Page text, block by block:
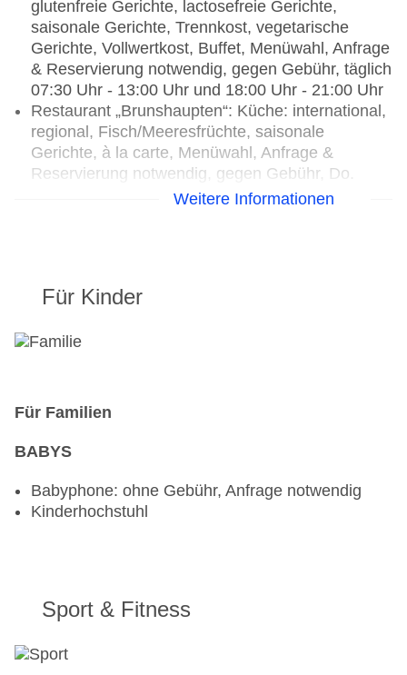
glutenfreie Gerichte, lactosefreie Gerichte,
saisonale Gerichte, Trennkost, vegetarische
Gerichte, Vollwertkost, Buffet, Menüwahl, Anfrage
& Reservierung notwendig, gegen Gebühr, täglich
07:30 Uhr - 13:00 Uhr und 18:00 Uhr - 21:00 Uhr
Restaurant „Brunshaupten“: Küche: international,
regional, Fisch/Meeresfrüchte, saisonale
Gerichte, à la carte, Menüwahl, Anfrage &
Reservierung notwendig, gegen Gebühr, Do.
18:00 Uhr - 21:00 Uhr, Fr. 18:00 Uhr - 21:00 Uhr,
Café „Wiener Café Arendsee“: Januar -
Gebühr
Weitere Informationen
Für Kinder
Für Familien
BABYS
Babyphone: ohne Gebühr, Anfrage notwendig
Kinderhochstuhl
Sport & Fitness